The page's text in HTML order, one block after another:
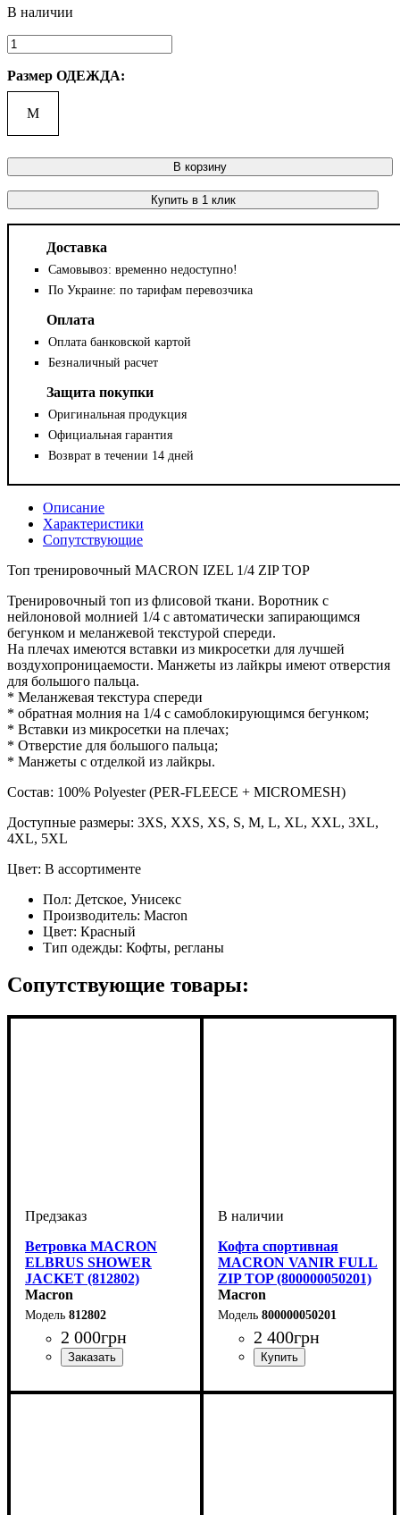
Размер ОДЕЖДА:
M
В корзину
Купить в 1 клик
Доставка
Самовывоз: временно недоступно!
По Украине: по тарифам перевозчика
Оплата
Оплата банковской картой
Безналичный расчет
Защита покупки
Оригинальная продукция
Официальная гарантия
Возврат в течении 14 дней
Описание
Характеристики
Сопутствующие
Топ тренировочный MACRON IZEL 1/4 ZIP TOP
Тренировочный топ из флисовой ткани. Воротник с
нейлоновой молнией 1/4 с автоматически запирающимся
бегунком и меланжевой текстурой спереди.
На плечах имеются вставки из микросетки для лучшей
воздухопроницаемости. Манжеты из лайкры имеют отверстия
для большого пальца.
* Меланжевая текстура спереди
* обратная молния на 1/4 с самоблокирующимся бегунком;
* Вставки из микросетки на плечах;
* Отверстие для большого пальца;
* Манжеты с отделкой из лайкры.
Состав: 100% Polyester (PER-FLEECE + MICROMESH)
Доступные размеры: 3XS, XXS, XS, S, M, L, XL, XXL, 3XL,
4XL, 5XL
Цвет: В ассортименте
Пол: Детское, Унисекс
Производитель: Macron
Цвет: Красный
Тип одежды: Кофты, регланы
Сопутствующие товары:
Ветровка MACRON
ELBRUS SHOWER
JACKET (812802)
Macron
812802
2 000грн
Кофта спортивная
MACRON VANIR FULL
ZIP TOP (800000050201)
Macron
800000050201
2 400грн
Мужской